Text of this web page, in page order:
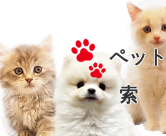
ペッ
索